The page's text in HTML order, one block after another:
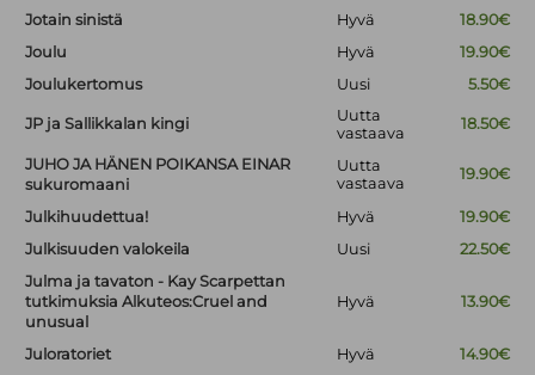
Jotain sinistä Hyvä
18.90€
Joulu
Hyvä
19.90€
Joulukertomus
Uusi 5.50€
JP ja Sallikkalan kingi
Uutta
vastaava
18.50€
JUHO JA HÄNEN POIKANSA EINAR
sukuromaani
Uutta
vastaava
19.90€
Julkihuudettua! Hyvä
19.90€
Julkisuuden valokeila
Uusi
22.50€
Julma ja tavaton - Kay Scarpettan
tutkimuksia Alkuteos:Cruel and
unusual
Hyvä 13.90€
Juloratoriet Hyvä 14.90€